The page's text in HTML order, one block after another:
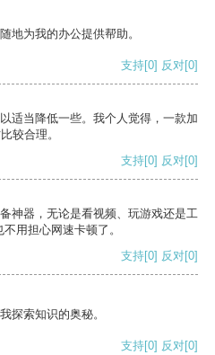
地为我的办公提供帮助。
支持[0] 反对[0]
适当降低一些。我个人觉得，一款加
较合理。
支持[0] 反对[0]
神器，无论是看视频、玩游戏还是工
用担心网速卡顿了。
支持[0] 反对[0]
探索知识的奥秘。
支持[0] 反对[0]